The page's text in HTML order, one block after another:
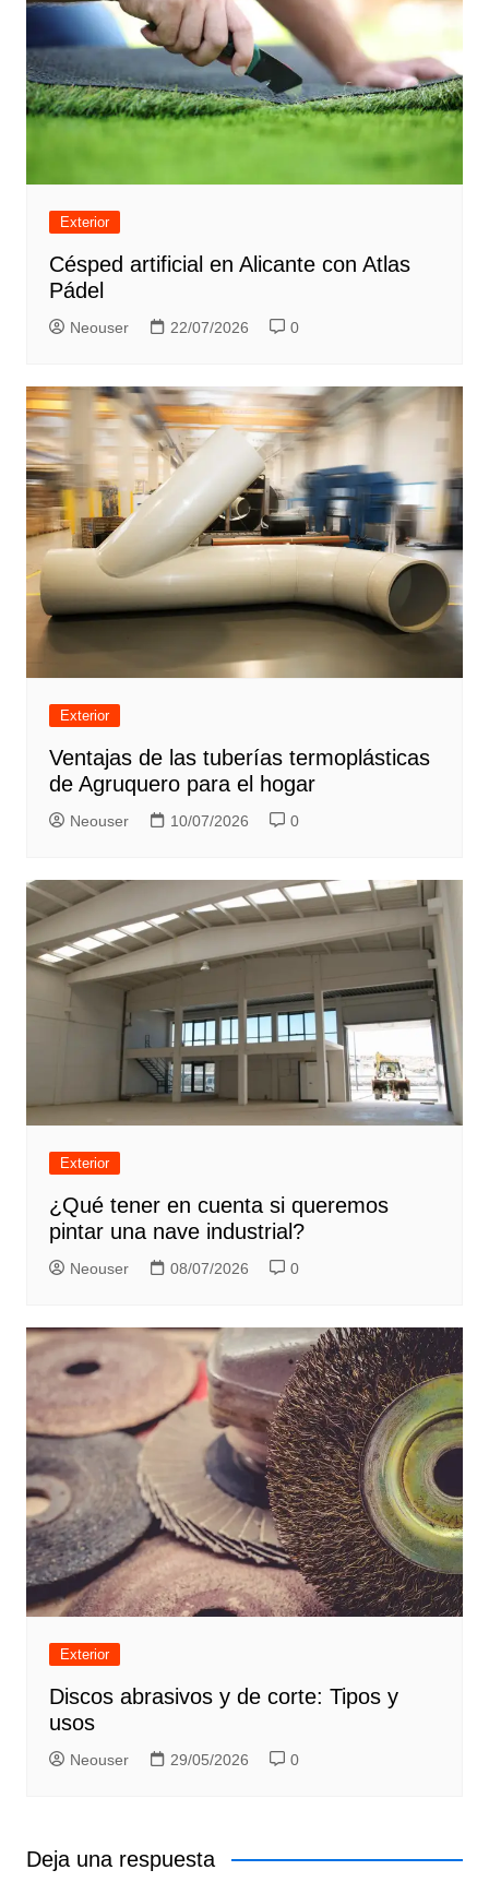
Exterior
Césped artificial en Alicante con Atlas
Pádel
Neouser 22/07/2026 0
Exterior
Ventajas de las tuberías termoplásticas
de Agruquero para el hogar
Neouser 10/07/2026 0
Exterior
¿Qué tener en cuenta si queremos
pintar una nave industrial?
Neouser 08/07/2026 0
Exterior
Discos abrasivos y de corte: Tipos y
usos
Neouser 29/05/2026 0
Deja una respuesta